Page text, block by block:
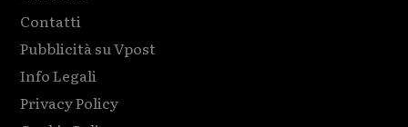
Contatti
Pubblicità su Vpost
Info Legali
Privacy Policy